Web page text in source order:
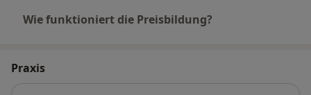
Wie funktioniert die Preisbildung?
Praxis